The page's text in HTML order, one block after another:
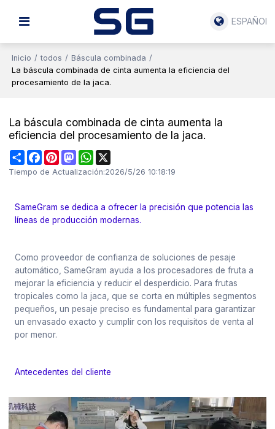
ESPAÑOL
Inicio / todos / Báscula combinada /
La báscula combinada de cinta aumenta la eficiencia del
procesamiento de la jaca.
La báscula combinada de cinta aumenta la
eficiencia del procesamiento de la jaca.
ShareFacebookPinterestMastodonWhatsApp
Tiempo de Actualización:2026/5/26 10:18:19
SameGram se dedica a ofrecer la precisión que potencia las
líneas de producción modernas.
Como proveedor de confianza de soluciones de pesaje
automático, SameGram ayuda a los procesadores de fruta a
mejorar la eficiencia y reducir el desperdicio. Para frutas
tropicales como la jaca, que se corta en múltiples segmentos
pequeños, un pesaje preciso es fundamental para garantizar
un envasado exacto y cumplir con los requisitos de venta al
por menor.
Antecedentes del cliente